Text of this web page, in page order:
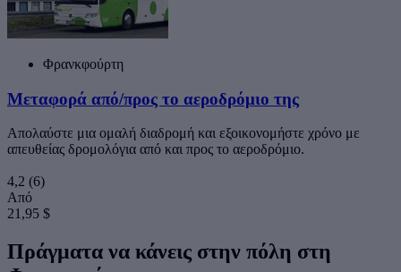
Φρανκφούρτη
Μεταφορά από/προς το αεροδρόμιο της
Απολαύστε μια ομαλή διαδρομή και εξοικονομήστε χρόνο με
απευθείας δρομολόγια από και προς το αεροδρόμιο.
4,2 (6)
Από
21,95 $
Πράγματα να κάνεις στην πόλη στη